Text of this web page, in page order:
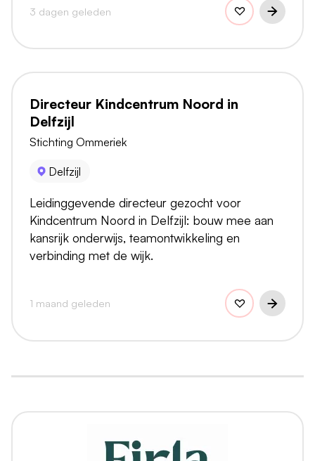
3 dagen geleden
Directeur Kindcentrum Noord in
Delfzijl
Stichting Ommeriek
Delfzijl
Leidinggevende directeur gezocht voor
Kindcentrum Noord in Delfzijl: bouw mee aan
kansrijk onderwijs, teamontwikkeling en
verbinding met de wijk.
1 maand geleden